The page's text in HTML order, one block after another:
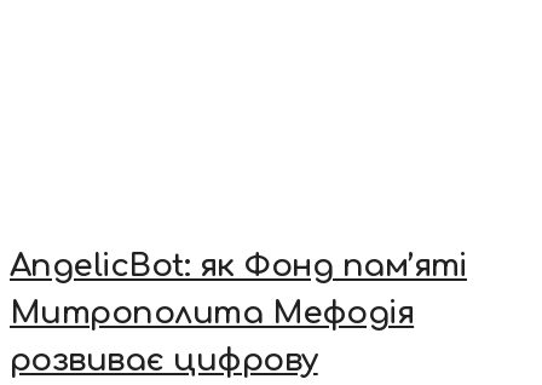
AngelicBot: як Фонд пам’яті
Митрополита Мефодія
розвиває цифрову